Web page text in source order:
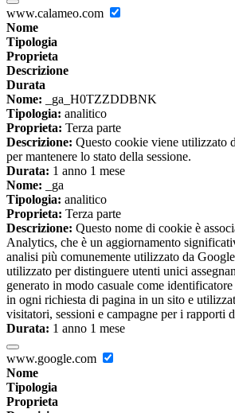
www.calameo.com
Nome
Tipologia
Proprieta
Descrizione
Durata
Nome: _ga_H0TZZDDBNK
Tipologia: analitico
Proprieta: Terza parte
Descrizione: Questo cookie viene utilizzato
per mantenere lo stato della sessione.
Durata: 1 anno 1 mese
Nome: _ga
Tipologia: analitico
Proprieta: Terza parte
Descrizione: Questo nome di cookie è
Analytics, che è un aggiornamento
analisi più comunemente utilizzato da
utilizzato per distinguere utenti unici
generato in modo casuale come
in ogni richiesta di pagina in un sito e
visitatori, sessioni e campagne per i rapporti
Durata: 1 anno 1 mese
www.google.com
Nome
Tipologia
Proprieta